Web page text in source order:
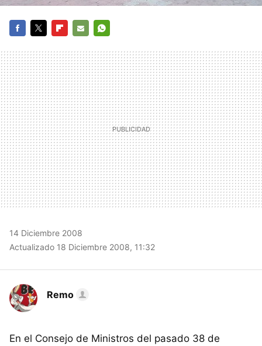
MAIL
14 Diciembre 2008
Actualizado 18 Diciembre 2008, 11:32
Remo
En el Consejo de Ministros del pasado 38 de